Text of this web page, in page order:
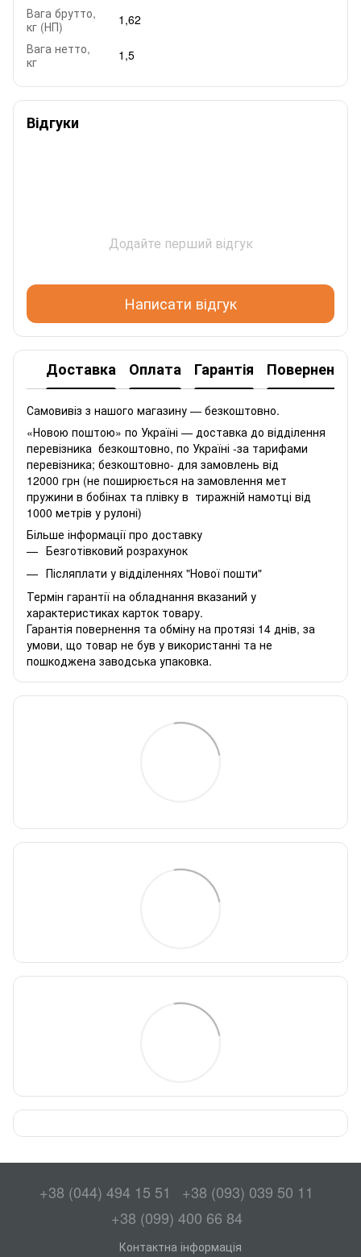
Вага брутто,
кг (НП)
1,62
Вага нетто,
кг
1,5
Відгуки
Додайте перший відгук
Написати відгук
Доставка Оплата Гарантія Повернення
Самовивіз з нашого магазину — безкоштовно.
«Новою поштою» по Україні — доставка до відділення
перевізника безкоштовно, по Україні -за тарифами
перевізника; безкоштовно- для замовлень від
12000 грн (не поширюється на замовлення мет
пружини в бобінах та плівку в тиражній намотці від
1000 метрів у рулоні)
Більше інформації про доставку
Безготівковий розрахунок
Післяплати у відділеннях "Нової пошти"
Термін гарантії на обладнання вказаний у
характеристиках карток товару.
Гарантія повернення та обміну на протязі 14 днів, за
умови, що товар не був у використанні та не
пошкоджена заводська упаковка.
+38 (044) 494 15 51
+38 (093) 039 50 11
+38 (099) 400 66 84
Контактна інформація